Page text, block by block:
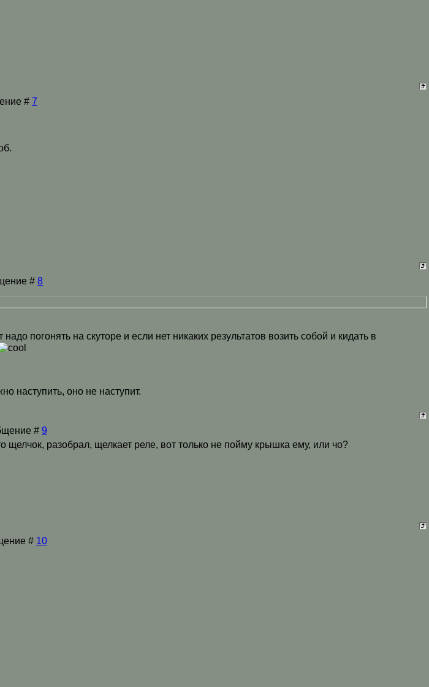
# 7
# 8
погонять на скуторе и если нет никаких результатов возить собой и кидать в
наступить, оно не наступит.
# 9
щелчок, разобрал, щелкает реле, вот только не пойму крышка ему, или чо?
# 10